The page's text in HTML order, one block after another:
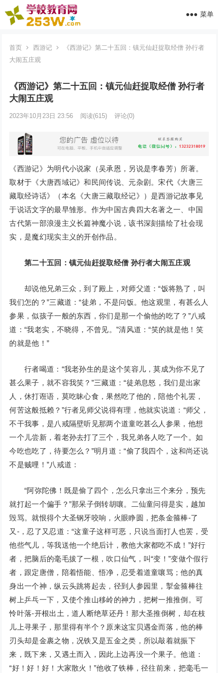
菜单
首页 西游记
《西游记》第二十五回：镇元仙赶捉取经僧 孙行者
大闹五庄观
《西游记》第二十五回：镇元仙赶捉取经僧 孙行者
大闹五庄观
2023年10月23日 23:56 阅读(615) 评论(0)
《西游记》为明代小说家（吴承恩，另说是李春芳）所著。
取材于《大唐西域记》和民间传说、元杂剧。宋代《大唐三
藏取经诗话》（本名《大唐三藏取经记》）是西游记故事见
于说话文字的最早雏形。作为中国古典四大名著之一、中国
古代第一部浪漫主义长篇神魔小说，该书深刻描绘了社会现
实，是魔幻现实主义的开创作品。
第二十五回：镇元仙赶捉取经僧 孙行者大闹五庄观
却说他兄弟三众，到了殿上，对师父道：“饭将熟了，叫
我们怎的？”三藏道：“徒弟，不是问饭。他这观里，有甚么人
参果，似孩子一般的东西，你们是那一个偷他的吃了？”八戒
道：“我老实，不晓得，不曾见。”清风道：“笑的就是他！笑
的就是他！”
行者喝道：“我老孙生的是这个笑容儿，莫成为你不见了
甚么果子，就不容我笑？”三藏道：“徒弟息怒，我们是出家
人，休打诳语，莫吃昧心食，果然吃了他的，陪他个礼罢，
何苦这般抵赖？”行者见师父说得有理，他就实说道：“师父，
不干我事，是八戒隔壁听见那两个道童吃甚么人参果，他想
一个儿尝新，着老孙去打了三个，我兄弟各人吃了一个。如
今吃也吃了，待要怎么？”明月道：“偷了我四个，这和尚还说
不是贼哩！”八戒道：
“阿弥陀佛！既是偷了四个，怎么只拿出三个来分，预先
就打起一个偏手？”那呆子倒转胡嚷。二仙童问得是实，越加
毁骂。就恨得个大圣钢牙咬响，火眼睁圆，把条金箍棒-了
又-，忍了又忍道：“这童子这样可恶，只说当面打人也罢，受
他些气儿，等我送他一个绝后计，教他大家都吃不成！”好行
者，把脑后的毫毛拔了一根，吹口仙气，叫“变！”变做个假行
者，跟定唐僧，陪着悟能、悟净，忍受着道童嚷骂；他的真
身出一个神，纵云头跳将起去，径到人参园里，掣金箍棒往
树上乒乓一下，又使个推山移岭的神力，把树一推推倒。可
怜叶落-开根出土，道人断绝草还丹！那大圣推倒树，却在枝
儿上寻果子，那里得有半个？原来这宝贝遇金而落，他的棒
刃头却是金裹之物，况铁又是五金之类，所以敲着就振下
来，既下来，又遇土而入，因此上边再没一个果子。他道：
“好！好！好！大家散火！”他收了铁棒，径往前来，把毫毛一